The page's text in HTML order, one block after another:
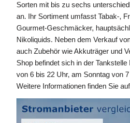
Sorten mit bis zu sechs
an. Ihr Sortiment umfasst Tabak-,
Gourmet-Geschmäcker,
Nikoliquids. Neben dem Verkauf
auch Zubehör wie Akkuträger und
Shop befindet sich in der
von 6 bis 22 Uhr, am Sonntag von
Weitere Informationen finden Sie